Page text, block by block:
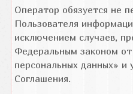
Оператор обязуется не
Пользователя
исключением случаев,
Федеральным законом
персональных данных» и
Соглашения.